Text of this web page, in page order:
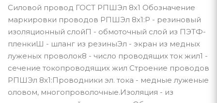
Силовой провод ГОСТ РПШЭл 8х1 Обозначение
маркировки проводов РПШЭл 8х1:Р - резиновый
изоляционный слойП - обмоточный слой из ПЭТФ-
пленкиШ - шланг из резиныЭл - экран из медных
луженых проволок8 - число проводящих ток жил1 -
сечение токопроводящих жил Строение проводов
РПШЭл 8х1:Проводники эл. тока - медные луженые
оловом, многопроволочные.Изоляция - из